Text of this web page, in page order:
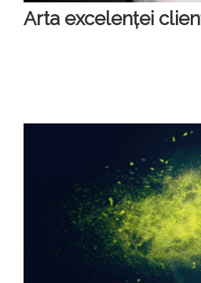
Arta excelenței